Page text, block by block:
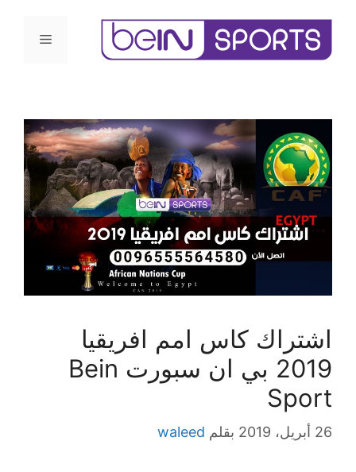
اشتراك كاس امم افريقيا
2019 بي ان سبورت Bein
Sport
26 أبريل، 2019 بقلم waleed